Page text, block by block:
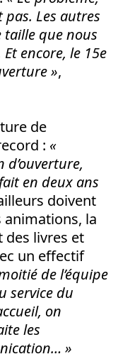
pas. Les autres
que nous
encore, le 15e
»,
de
: «
en deux ans
doivent
animations, la
livres et
un effectif
de l’équipe
service du
on
les
»